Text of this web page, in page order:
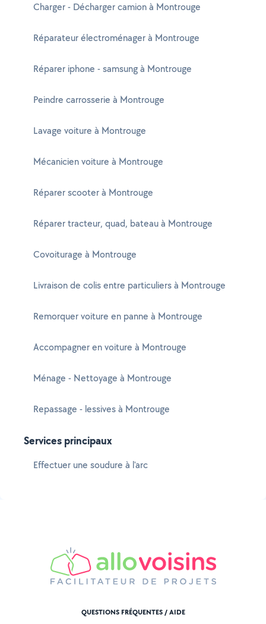
Charger - Décharger camion à Montrouge
Réparateur électroménager à Montrouge
Réparer iphone - samsung à Montrouge
Peindre carrosserie à Montrouge
Lavage voiture à Montrouge
Mécanicien voiture à Montrouge
Réparer scooter à Montrouge
Réparer tracteur, quad, bateau à Montrouge
Covoiturage à Montrouge
Livraison de colis entre particuliers à Montrouge
Remorquer voiture en panne à Montrouge
Accompagner en voiture à Montrouge
Ménage - Nettoyage à Montrouge
Repassage - lessives à Montrouge
Services principaux
Effectuer une soudure à l'arc
QUESTIONS FRÉQUENTES / AIDE